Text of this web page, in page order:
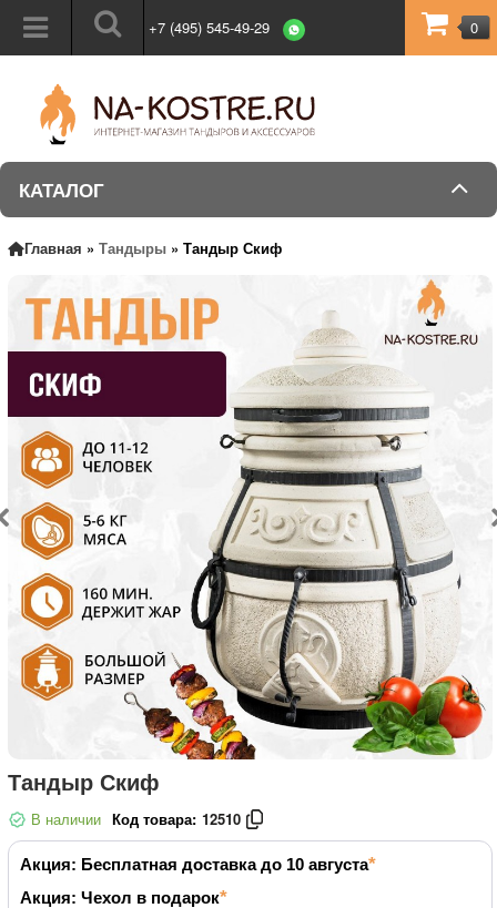
+7 (495) 545-49-29 0
КАТАЛОГ
Главная » Тандыры » Тандыр Скиф
Тандыр Скиф
В наличии Код товара: 12510
Акция: Бесплатная доставка до 10 августа
Акция: Чехол в подарок